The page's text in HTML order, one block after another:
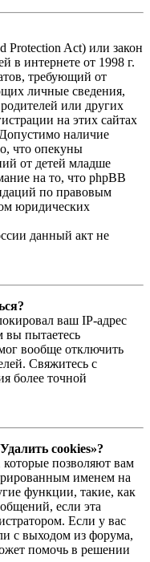
Protection Act) или закон
в интернете от 1998 г.
требующий от
личные сведения,
или других
на этих сайтах
наличие
что опекуны
от детей младше
на то, что phpBB
по правовым
юридических
данный акт не
ваш IP-адрес
вы пытаетесь
вообще отключить
Свяжитесь с
более точной
cookies»?
позволяют вам
именем на
функции, такие, как
если эта
Если у вас
с выходом из форума,
помочь в решении